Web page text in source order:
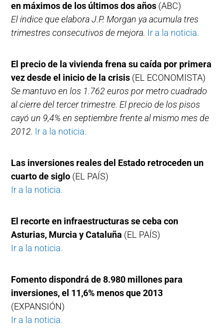
en máximos de los últimos dos años (ABC)
El índice que elabora J.P. Morgan ya acumula tres
trimestres consecutivos de mejora. Ir a la noticia.
El precio de la vivienda frena su caída por primera
vez desde el inicio de la crisis (EL ECONOMISTA)
Se mantuvo en los 1.762 euros por metro cuadrado
al cierre del tercer trimestre. El precio de los pisos
cayó un 9,4% en septiembre frente al mismo mes de
2012. Ir a la noticia.
Las inversiones reales del Estado retroceden un
cuarto de siglo (EL PAÍS)
Ir a la noticia.
El recorte en infraestructuras se ceba con
Asturias, Murcia y Cataluña (EL PAÍS)
Ir a la noticia.
Fomento dispondrá de 8.980 millones para
inversiones, el 11,6% menos que 2013
(EXPANSIÓN)
Ir a la noticia.